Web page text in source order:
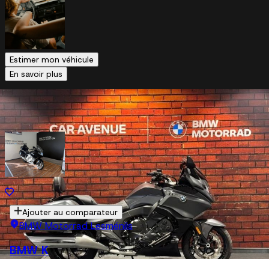
Estimer mon véhicule
En savoir plus
Véhicules similaires
Ajouter au comparateur
BMW Motorrad Lesménils
BMW K